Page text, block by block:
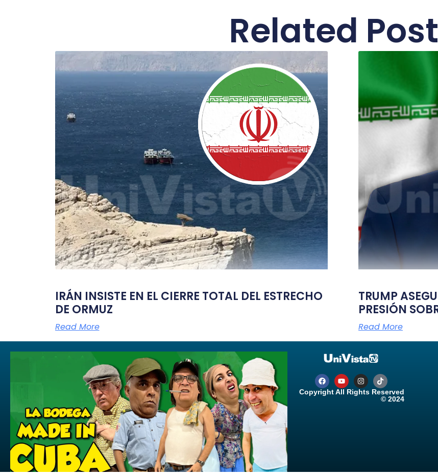
Related
IRÁN INSISTE EN EL CIERRE TOTAL DEL ESTRECHO
DE ORMUZ
Read More
TRUMP
PRESIÓN
Read More
Copyright All Rights Reserved
© 2024